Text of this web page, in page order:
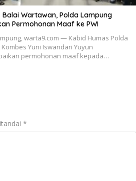
Balai Wartawan, Polda Lampung
Permohonan Maaf ke PWI
warta9.com — Kabid Humas Polda
Kombes Yuni Iswandari Yuyun
permohonan maaf kepada…
*